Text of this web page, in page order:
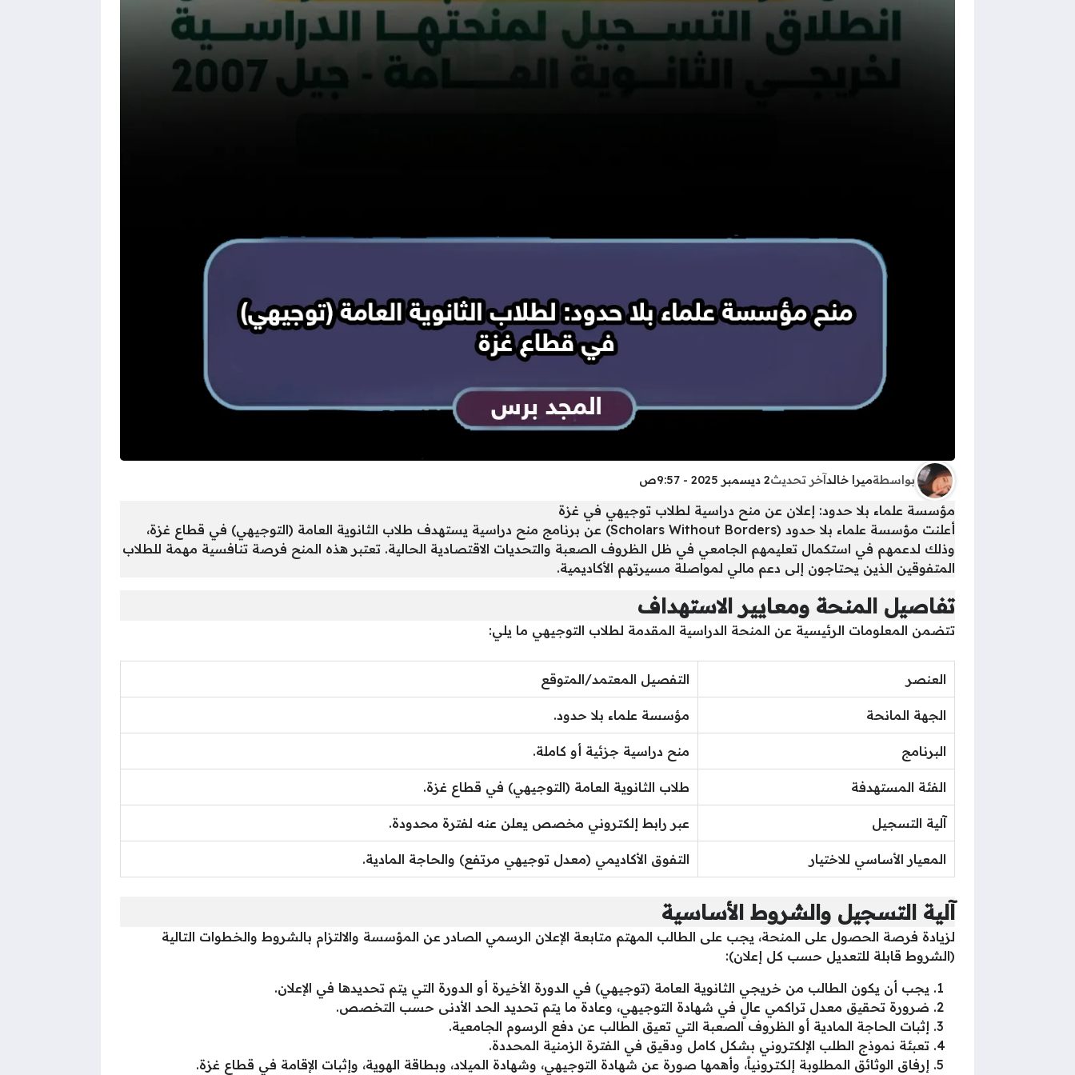
بواسطةميرا خالدآخر تحديث2 ديسمبر 2025 - 9:57ص
مؤسسة علماء بلا حدود: إعلان عن منح دراسية لطلاب توجيهي في غزة
أعلنت مؤسسة علماء بلا حدود (Scholars Without Borders) عن برنامج منح دراسية يستهدف طلاب الثانوية العامة (التوجيهي) في قطاع غزة،
وذلك لدعمهم في استكمال تعليمهم الجامعي في ظل الظروف الصعبة والتحديات الاقتصادية الحالية. تعتبر هذه المنح فرصة تنافسية مهمة للطلاب
المتفوقين الذين يحتاجون إلى دعم مالي لمواصلة مسيرتهم الأكاديمية.
تفاصيل المنحة ومعايير الاستهداف
تتضمن المعلومات الرئيسية عن المنحة الدراسية المقدمة لطلاب التوجيهي ما يلي:
العنصر التفصيل المعتمد/المتوقع
الجهة المانحة مؤسسة علماء بلا حدود.
البرنامج منح دراسية جزئية أو كاملة.
الفئة المستهدفة طلاب الثانوية العامة (التوجيهي) في قطاع غزة.
آلية التسجيل عبر رابط إلكتروني مخصص يعلن عنه لفترة محدودة.
المعيار الأساسي للاختيار التفوق الأكاديمي (معدل توجيهي مرتفع) والحاجة المادية.
آلية التسجيل والشروط الأساسية
لزيادة فرصة الحصول على المنحة، يجب على الطالب المهتم متابعة الإعلان الرسمي الصادر عن المؤسسة والالتزام بالشروط والخطوات التالية
(الشروط قابلة للتعديل حسب كل إعلان):
يجب أن يكون الطالب من خريجي الثانوية العامة (توجيهي) في الدورة الأخيرة أو الدورة التي يتم تحديدها في الإعلان.
ضرورة تحقيق معدل تراكمي عالٍ في شهادة التوجيهي، وعادة ما يتم تحديد الحد الأدنى حسب التخصص.
إثبات الحاجة المادية أو الظروف الصعبة التي تعيق الطالب عن دفع الرسوم الجامعية.
تعبئة نموذج الطلب الإلكتروني بشكل كامل ودقيق في الفترة الزمنية المحددة.
إرفاق الوثائق المطلوبة إلكترونياً، وأهمها صورة عن شهادة التوجيهي، وشهادة الميلاد، وبطاقة الهوية، وإثبات الإقامة في قطاع غزة.